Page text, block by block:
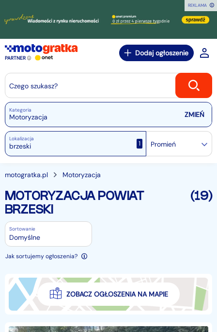
REKLAMA
PARTNER
Dodaj ogłoszenie
Czego szukasz?
Kategoria
Motoryzacja
Lokalizacja
1 Promień
motogratka.pl Motoryzacja
MOTORYZACJA POWIAT
BRZESKI
(19)
Sortowanie
Domyślne
Jak sortujemy ogłoszenia?
ZOBACZ OGŁOSZENIA NA MAPIE